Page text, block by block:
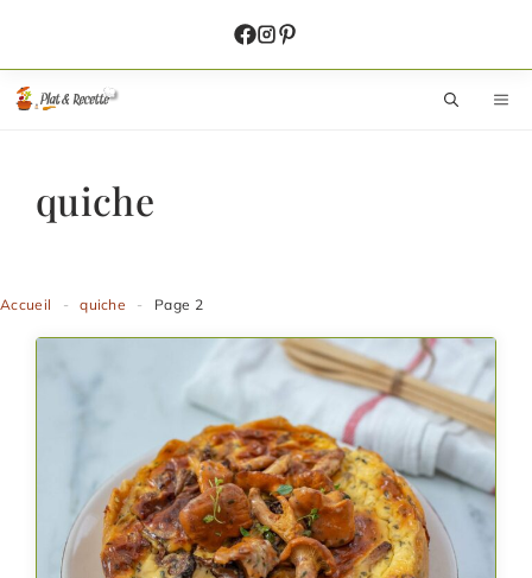
contenu
quiche
Accueil - quiche - Page 2